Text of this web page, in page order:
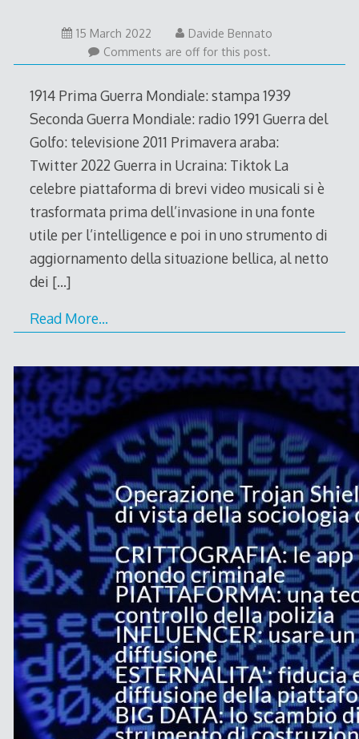
15 March 2022
Davide Bennato
Comments are off for this post.
1914 Prima Guerra Mondiale: stampa 1939
Seconda Guerra Mondiale: radio 1991 Guerra del
Golfo: televisione 2011 Primavera araba:
Twitter 2022 Guerra in Ucraina: Tiktok La
celebre piattaforma di brevi video musicali si è
trasformata prima dell’invasione in una fonte
utile per l’intelligence e poi in uno strumento di
aggiornamento della situazione bellica, al netto
dei […]
Read More…